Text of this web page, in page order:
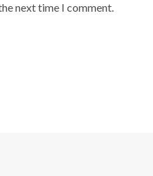
next time I comment.